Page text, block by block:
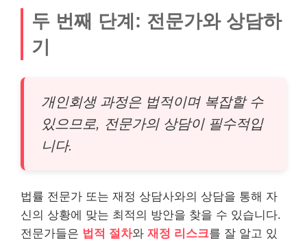
두 번째 단계: 전문가와 상담하
기
개인회생 과정은 법적이며 복잡할 수
있으므로, 전문가의 상담이 필수적입
니다.
법률 전문가 또는 재정 상담사와의 상담을 통해 자
신의 상황에 맞는 최적의 방안을 찾을 수 있습니다.
전문가들은 법적 절차와 재정 리스크를 잘 알고 있